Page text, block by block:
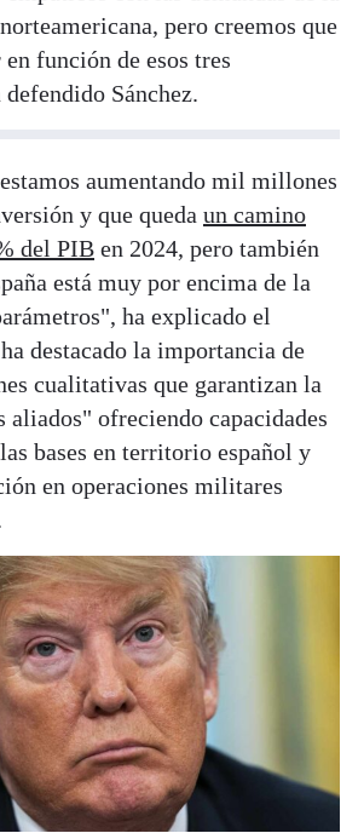
pero creemos que
función de esos tres
Sánchez.
aumentando mil millones
y que queda un camino
del PIB en 2024, pero también
está muy por encima de la
ha explicado el
destacado la importancia de
cualitativas que garantizan la
aliados" ofreciendo capacidades
bases en territorio español y
en operaciones militares